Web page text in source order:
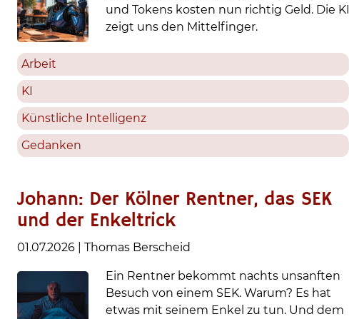
und Tokens kosten nun richtig Geld. Die KI
zeigt uns den Mittelfinger.
Arbeit
KI
Künstliche Intelligenz
Gedanken
Johann: Der Kölner Rentner, das SEK
und der Enkeltrick
01.07.2026 Thomas Berscheid
Ein Rentner bekommt nachts unsanften
Besuch von einem SEK. Warum? Es hat
etwas mit seinem Enkel zu tun. Und dem